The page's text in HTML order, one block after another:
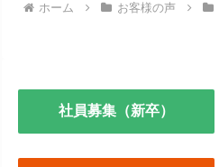
ホーム お客様の声
社員募集（新卒）